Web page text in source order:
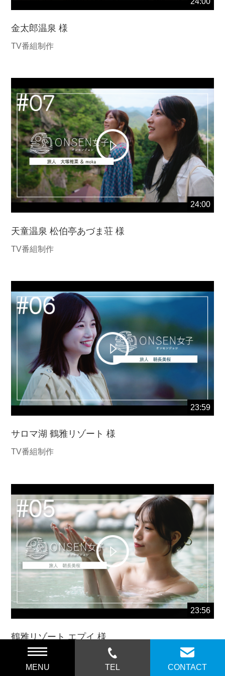
MENU TEL CONTACT
金太郎温泉 様
TV番組制作
24:00
天童温泉 松伯亭あづま荘 様
TV番組制作
23:59
サロマ湖 鶴雅リゾート 様
TV番組制作
23:56
鶴雅リゾート エプイ 様
TV番組制作